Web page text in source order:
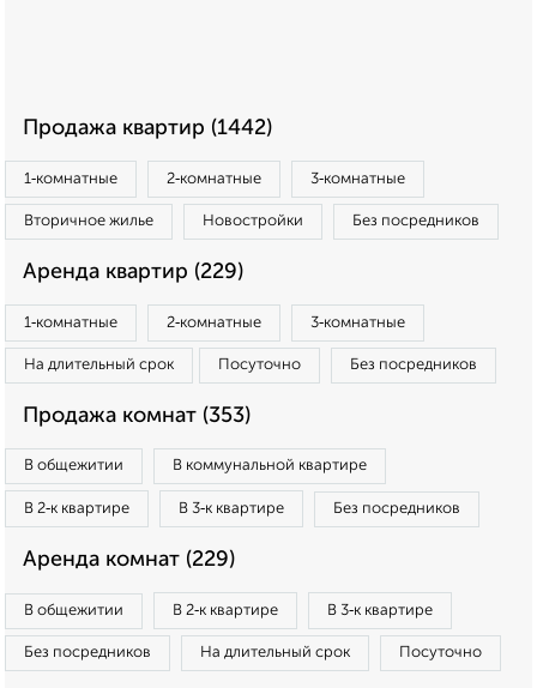
Продажа квартир (1442)
1‑комнатные 2‑комнатные 3‑комнатные
Вторичное жилье Новостройки Без посредников
Аренда квартир (229)
1‑комнатные 2‑комнатные 3‑комнатные
На длительный срок Посуточно Без посредников
Продажа комнат (353)
В общежитии В коммунальной квартире
В 2‑к квартире В 3‑к квартире Без посредников
Аренда комнат (229)
В общежитии В 2‑к квартире В 3‑к квартире
Без посредников На длительный срок Посуточно